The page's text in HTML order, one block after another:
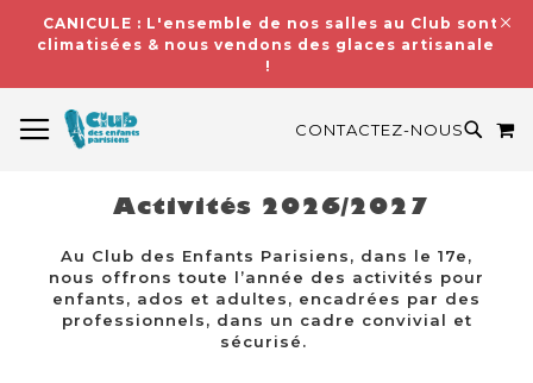
CANICULE : L'ensemble de nos salles au Club sont
climatisées & nous vendons des glaces artisanales
!
CONTACTEZ-NOUS
Activités 2026/2027
Au Club des Enfants Parisiens, dans le 17e,
nous offrons toute l’année des activités pour
enfants, ados et adultes, encadrées par des
professionnels, dans un cadre convivial et
sécurisé.